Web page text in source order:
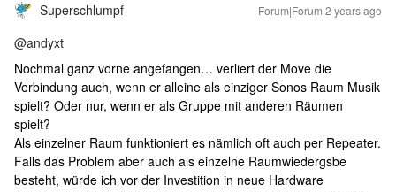
Superschlumpf Forum|Forum|2 years ago
@andyxt
Nochmal ganz vorne angefangen… verliert der Move die
Verbindung auch, wenn er alleine als einziger Sonos Raum Musik
spielt? Oder nur, wenn er als Gruppe mit anderen Räumen
spielt?
Als einzelner Raum funktioniert es nämlich oft auch per Repeater.
Falls das Problem aber auch als einzelne Raumwiedergsbe
besteht, würde ich vor der Investition in neue Hardware